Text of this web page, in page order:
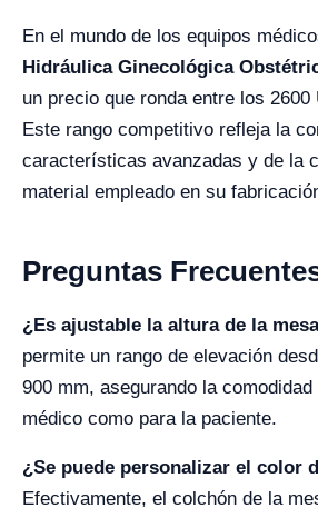
En el mundo de los equipos
Hidráulica Ginecológica
un precio que ronda entre los 2600
Este rango competitivo refleja la
características avanzadas y de la
material empleado en su
Preguntas
¿Es ajustable la altura de la
permite un rango de elevación
900 mm, asegurando la
médico como para la paciente.
¿Se puede personalizar el color
Efectivamente, el colchón de la